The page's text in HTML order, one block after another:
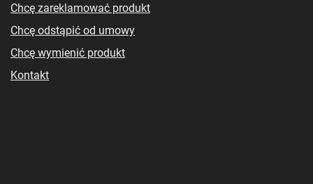
Chcę zareklamować produkt
Chcę odstąpić od umowy
Chcę wymienić produkt
Kontakt